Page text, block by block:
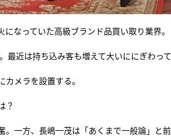
なっていた高級ブランド品買い取り業界。
近は持ち込み客も増えて大いににぎわって
メラを設置する。
？
一方、長嶋一茂は「あくまで一般論」と